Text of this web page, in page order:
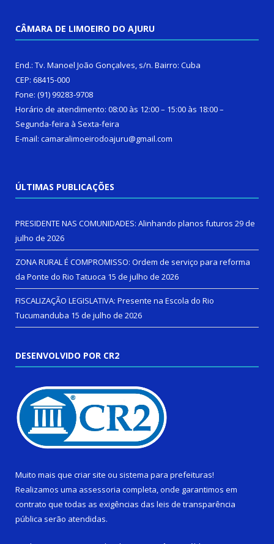
CÂMARA DE LIMOEIRO DO AJURU
End.: Tv. Manoel João Gonçalves, s/n. Bairro: Cuba
CEP: 68415-000
Fone: (91) 99283-9708
Horário de atendimento: 08:00 às 12:00 – 15:00 às 18:00 –
Segunda-feira à Sexta-feira
E-mail: camaralimoeirodoajuru@gmail.com
ÚLTIMAS PUBLICAÇÕES
PRESIDENTE NAS COMUNIDADES: Alinhando planos futuros 29 de
julho de 2026
ZONA RURAL É COMPROMISSO: Ordem de serviço para reforma
da Ponte do Rio Tatuoca 15 de julho de 2026
FISCALIZAÇÃO LEGISLATIVA: Presente na Escola do Rio
Tucumanduba 15 de julho de 2026
DESENVOLVIDO POR CR2
Muito mais que criar site ou sistema para prefeituras!
Realizamos uma assessoria completa, onde garantimos em
contrato que todas as exigências das leis de transparência
pública serão atendidas.